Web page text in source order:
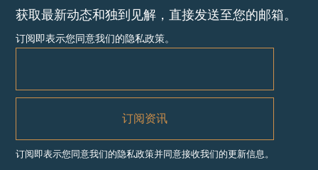
获取最新动态和独到见解，直接发送至您的邮箱。
订阅即表示您同意我们的隐私政策。
订阅即表示您同意我们的隐私政策并同意接收我们的更新信息。